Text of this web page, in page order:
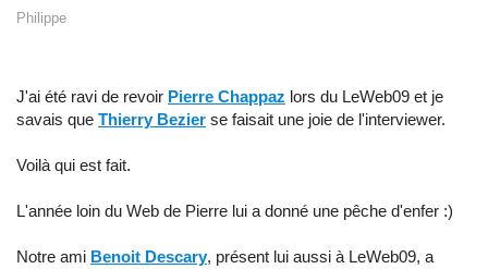
Philippe
J'ai été ravi de revoir Pierre Chappaz lors du LeWeb09 et je
savais que Thierry Bezier se faisait une joie de l'interviewer.
Voilà qui est fait.
L'année loin du Web de Pierre lui a donné une pêche d'enfer :)
Notre ami Benoit Descary, présent lui aussi à LeWeb09, a